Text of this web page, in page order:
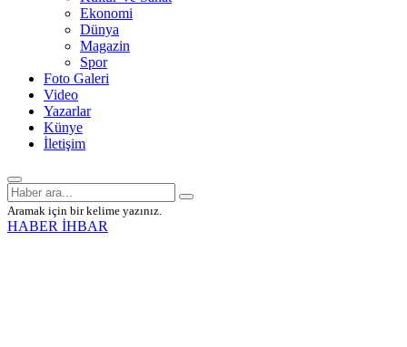
Ekonomi
Dünya
Magazin
Spor
Foto Galeri
Video
Yazarlar
Künye
İletişim
Aramak için bir kelime yazınız.
HABER İHBAR